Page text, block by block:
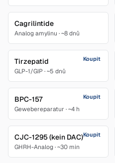
Cagrilintide
Analog amylinu ·~8 dnů
Tirzepatid
GLP-1/GIP ·~5 dnů
Koupit
BPC-157
Gewebereparatur ·~4 h
Koupit
CJC-1295 (kein DAC)
GHRH-Analog·~30 min
Koupit